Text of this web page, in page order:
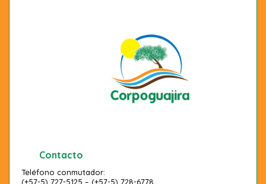
Contacto
Teléfono conmutador:
(+57-5) 727-5125 – (+57-5) 728-6778